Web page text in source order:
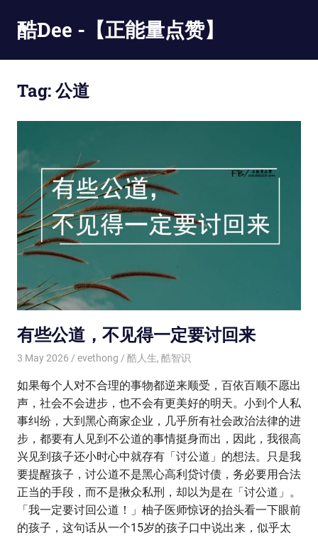
content
酷Dee -【正能量点赞】
最
更
Tag:公道
有些公道，不见得一定要讨回来
3 May 2026 evethong 酷人生, 酷智识
如果每个人对不合理的事物都逆来顺受，百依百顺不愿出
声，社会不会进步，也不会有更美好的明天。小到个人私
事纠纷，大到黑心商家企业，几乎所有社会政治法律的进
步，都要有人见到不公道的事情挺身而出，因此，我很高
兴见到孩子还小时心中就存有「讨公道」的想法。只是我
要提醒孩子，讨公道不是黑心高利贷讨债，务必要用合法
正当的手段，而不是揪众私刑，却以为是在「讨公道」。
「我一定要讨回公道！」柚子医师惊讶的抬头看一下眼前
的孩子，这句话从一个15岁的孩子口中说出来，似乎太